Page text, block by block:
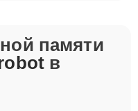
памяти
в